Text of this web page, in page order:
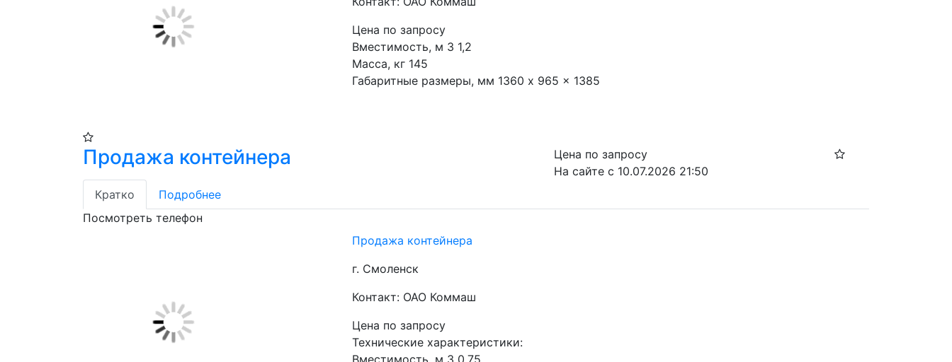
Цена по запросу
Вместимость, м 3 1,2
Масса, кг 145
Габаритные размеры, мм 1360 x 965 x 1385
Продажа контейнера
Цена по запросу
На сайте с 10.07.2026 21:50
Кратко
Подробнее
Посмотреть телефон
Продажа контейнера
г. Смоленск
Контакт: ОАО Коммаш
Цена по запросу
Технические характеристики:
Вместимость, м 3 0,75